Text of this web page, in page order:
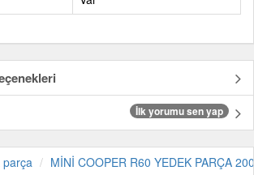
İlk yorumu sen yap
parça MİNİ COOPER R60 YEDEK PARÇA